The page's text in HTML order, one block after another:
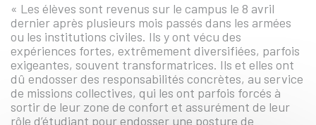
« Les élèves sont revenus sur le campus le 8 avril
dernier après plusieurs mois passés dans les armées
ou les institutions civiles. Ils y ont vécu des
expériences fortes, extrêmement diversifiées, parfois
exigeantes, souvent transformatrices. Ils et elles ont
dû endosser des responsabilités concrètes, au service
de missions collectives, qui les ont parfois forcés à
sortir de leur zone de confort et assurément de leur
rôle d’étudiant pour endosser une posture de